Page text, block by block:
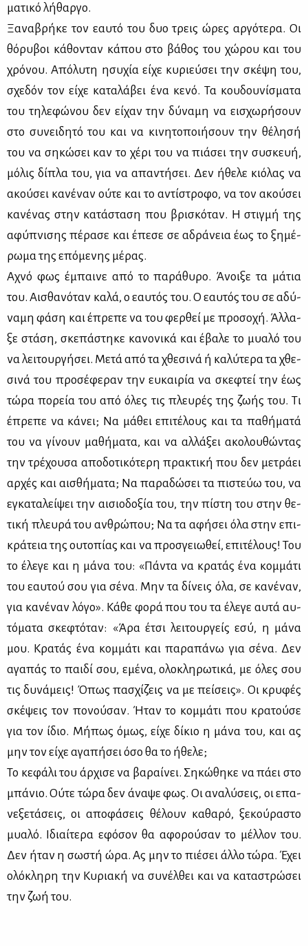
μα­τι­κό λή­θαρ­γο.
Ξα­να­βρή­κε τον εαυ­τό του δυο τρεις ώρες αρ­γό­τε­ρα. Οι
θό­ρυ­βοι κά­θο­νταν κά­που στο βά­θος του χώ­ρου και του
χρό­νου. Από­λυ­τη ησυ­χία εί­χε κυ­ριεύ­σει την σκέ­ψη του,
σχε­δόν τον εί­χε κα­τα­λά­βει ένα κε­νό. Τα κου­δου­νί­σμα­τα
του τη­λε­φώ­νου δεν εί­χαν την δύ­να­μη να ει­σχω­ρή­σουν
στο συ­νει­δη­τό του και να κι­νη­το­ποι­ή­σουν την θέ­λη­σή
του να ση­κώ­σει καν το χέ­ρι του να πιά­σει την συ­σκευή,
μό­λις δί­πλα του, για να απα­ντή­σει. Δεν ήθε­λε κιό­λας να
ακού­σει κα­νέ­ναν ού­τε και το αντί­στρο­φο, να τον ακού­σει
κα­νέ­νας στην κα­τά­στα­ση που βρι­σκό­ταν. Η στιγ­μή της
αφύ­πνι­σης πέ­ρα­σε και έπε­σε σε αδρά­νεια έως το ξη­μέ­
ρω­μα της επό­με­νης μέ­ρας.
Αχνό φως έμπαι­νε από το πα­ρά­θυ­ρο. Άνοι­ξε τα μά­τια
του. Αι­σθα­νό­ταν κα­λά, ο εαυ­τός του. Ο εαυ­τός του σε αδύ­
να­μη φά­ση και έπρε­πε να του φερ­θεί με προ­σο­χή. Άλ­λα­
ξε στά­ση, σκε­πά­στη­κε κα­νο­νι­κά και έβα­λε το μυα­λό του
να λει­τουρ­γή­σει. Με­τά από τα χθε­σι­νά ή κα­λύ­τε­ρα τα χθε­
σι­νά του προ­σέ­φε­ραν την ευ­και­ρία να σκε­φτεί την έως
τώ­ρα πο­ρεία του από όλες τις πλευ­ρές της ζω­ής του. Τι
έπρε­πε να κά­νει; Να μά­θει επι­τέ­λους και τα πα­θή­μα­τά
του να γί­νουν μα­θή­μα­τα, και να αλ­λά­ξει ακο­λου­θώ­ντας
την τρέ­χου­σα απο­δο­τι­κό­τε­ρη πρα­κτι­κή που δεν με­τρά­ει
αρ­χές και αι­σθή­μα­τα; Να πα­ρα­δώ­σει τα πι­στεύω του, να
εγκα­τα­λεί­ψει την αι­σιο­δο­ξία του, την πί­στη του στην θε­
τι­κή πλευ­ρά του αν­θρώ­που; Να τα αφή­σει όλα στην επι­
κρά­τεια της ου­το­πί­ας και να προ­σγειω­θεί, επι­τέ­λους! Του
το έλε­γε και η μά­να του: «Πά­ντα να κρα­τάς ένα κομ­μά­τι
του εαυ­τού σου για σέ­να. Μην τα δί­νεις όλα, σε κα­νέ­ναν,
για κα­νέ­ναν λό­γο». Κά­θε φο­ρά που του τα έλε­γε αυ­τά αυ­
τό­μα­τα σκε­φτό­ταν: «Άρα έτσι λει­τουρ­γείς εσύ, η μά­να
μου. Κρα­τάς ένα κομ­μά­τι και πα­ρα­πά­νω για σέ­να. Δεν
αγα­πάς το παι­δί σου, εμέ­να, ολο­κλη­ρω­τι­κά, με όλες σου
τις δυ­νά­μεις! Όπως πα­σχί­ζεις να με πεί­σεις». Οι κρυ­φές
σκέ­ψεις τον πο­νού­σαν. Ήταν το κομ­μά­τι που κρα­τού­σε
για τον ίδιο. Μή­πως όμως, εί­χε δί­κιο η μά­να του, και ας
μην τον εί­χε αγα­πή­σει όσο θα το ήθε­λε;
Το κε­φά­λι του άρ­χι­σε να βα­ραί­νει. Ση­κώ­θη­κε να πά­ει στο
μπά­νιο. Ού­τε τώ­ρα δεν άνα­ψε φως. Οι ανα­λύ­σεις, οι επα­
νε­ξε­τά­σεις, οι απο­φά­σεις θέ­λουν κα­θα­ρό, ξε­κού­ρα­στο
μυα­λό. Ιδιαί­τε­ρα εφό­σον θα αφο­ρού­σαν το μέλ­λον του.
Δεν ήταν η σω­στή ώρα. Ας μην το πιέ­σει άλ­λο τώ­ρα. Έχει
ολό­κλη­ρη την Κυ­ρια­κή να συ­νέλ­θει και να κα­τα­στρώ­σει
την ζωή του.